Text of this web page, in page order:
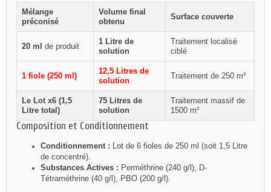
Mélange
préconisé
Volume final
obtenu
Surface couverte
20 ml de produit
1 Litre de
solution
Traitement localisé
ciblé
1 fiole (250 ml)
12,5 Litres de
solution
Traitement de 250 m²
Le Lot x6 (1,5
Litre total)
75 Litres de
solution
Traitement massif de
1500 m²
Composition et Conditionnement
Conditionnement : Lot de 6 fioles de 250 ml (soit 1,5 Litre
de concentré).
Substances Actives : Perméthrine (240 g/l), D-
Tétraméthrine (40 g/l), PBO (200 g/l).